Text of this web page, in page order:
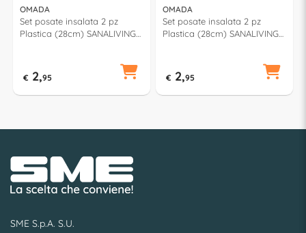
OMADA
Set posate insalata 2 pz
Plastica (28cm) SANALIVING
€ 2,95
OMADA
Set posate insalata 2 pz
Plastica (28cm) SANALIVING
€ 2,95
SME S.p.A. S.U.